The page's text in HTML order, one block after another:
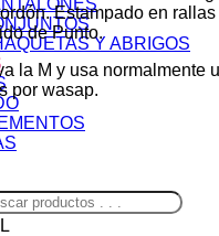
Y ABRIGOS
Estampado en
de Punto.
la M y usa normalmente
por wasap.